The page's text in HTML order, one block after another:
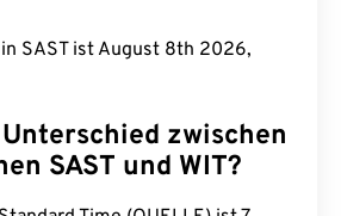
SAST ist August 8th 2026,
zwischen
SAST und WIT?